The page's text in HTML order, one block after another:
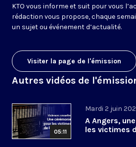
KTO vous informe et suit pour vous
rédaction vous propose, chaque
un sujet ou événement d’actualité.
Visiter la page de l'émission
Autres vidéos de
05:11
Mardi 2 juin
A Angers,
les victimes